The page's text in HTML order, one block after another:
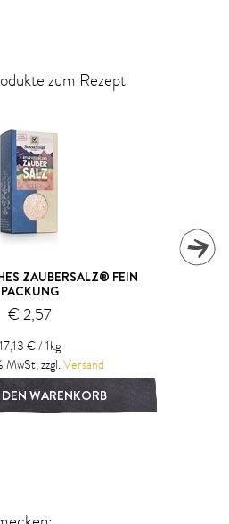
zum Rezept
ZAUBERSALZ® FEIN
PACKUNG
€ 2,57
17,13 € / 1kg
MwSt, zzgl. Versand
WARENKORB